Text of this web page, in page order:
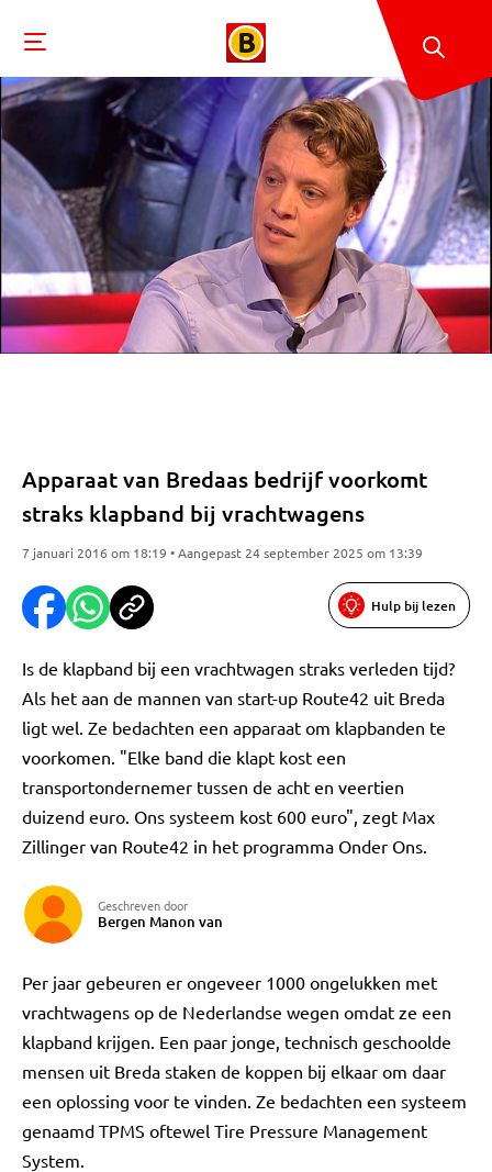
Apparaat van Bredaas bedrijf voorkomt
straks klapband bij vrachtwagens
7 januari 2016 om 18:19 • Aangepast 24 september 2025 om 13:39
Hulp bij lezen
Is de klapband bij een vrachtwagen straks verleden tijd?
Als het aan de mannen van start-up Route42 uit Breda
ligt wel. Ze bedachten een apparaat om klapbanden te
voorkomen. "Elke band die klapt kost een
transportondernemer tussen de acht en veertien
duizend euro. Ons systeem kost 600 euro", zegt Max
Zillinger van Route42 in het programma Onder Ons.
Geschreven door
Bergen Manon van
Per jaar gebeuren er ongeveer 1000 ongelukken met
vrachtwagens op de Nederlandse wegen omdat ze een
klapband krijgen. Een paar jonge, technisch geschoolde
mensen uit Breda staken de koppen bij elkaar om daar
een oplossing voor te vinden. Ze bedachten een systeem
genaamd TPMS oftewel Tire Pressure Management
System.